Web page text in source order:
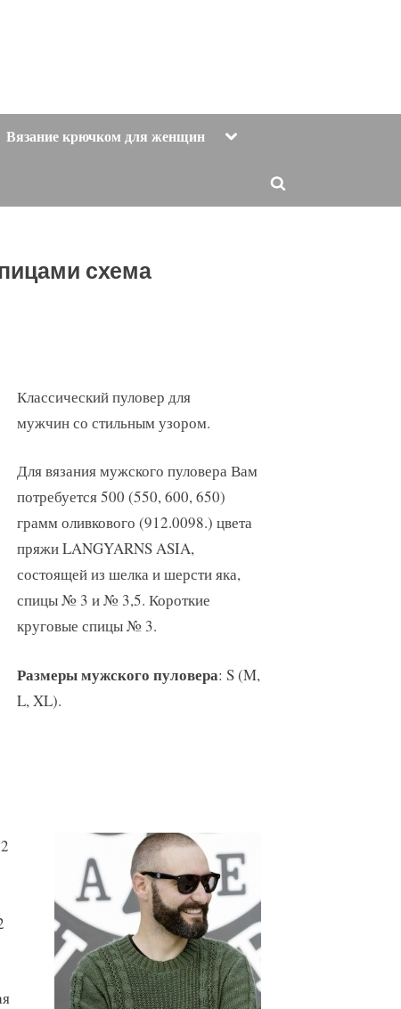
Вязание крючком для женщин Toggle
Toggle
схема
Классический пуловер для
мужчин со стильным узором.
Для вязания мужского пуловера Вам
потребуется 500 (550, 600, 650)
грамм оливкового (912.0098.) цвета
пряжи LANGYARNS ASIA,
состоящей из шелка и шерсти яка,
спицы № 3 и № 3,5. Короткие
круговые спицы № 3.
Размеры мужского пуловера: S (M,
L, XL).